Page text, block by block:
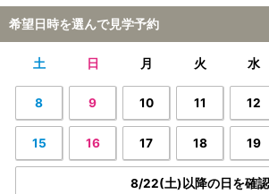
希望日時を選んで見学予約
土 日 月 火 水
8 9 10 11 12
15 16 17 18 19
8/22(土)以降の日を確認